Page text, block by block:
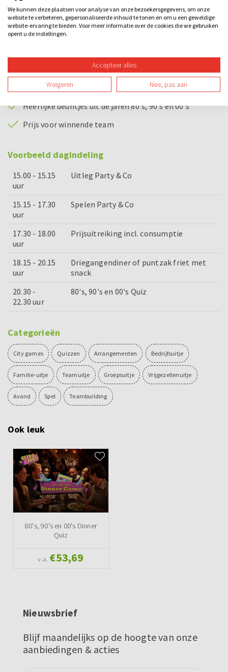
Consumptie tijdens prijsuitreiking
Driegangendiner (Nijmegen en Eindhoven)
Enthousiaste quizmaster
Interactieve quizknoppen
Heerlijke deuntjes uit de jaren 80's, 90's en 00's
Prijs voor winnende team
Voorbeeld dagindeling
15.00 - 15.15
uur
Uitleg Party & Co
15.15 - 17.30
uur
Spelen Party & Co
17.30 - 18.00
uur
Prijsuitreiking incl. consumptie
18.15 - 20.15
uur
Driegangendiner of puntzak friet met
snack
20.30 -
22.30 uur
80's, 90's en 00's Quiz
Categorieën
City games Quizzen Arrangementen Bedrijfsuitje
Familie-uitje Teamuitje Groepsuitje Vrijgezellenuitje
Avond Spel Teambuilding
Ook leuk
80's, 90's en 00's Dinner
Quiz
v.a. €53,69
Nieuwsbrief
Blijf maandelijks op de hoogte van onze
aanbiedingen & acties
We kunnen deze plaatsen voor analyse van onze bezoekersgegevens, om onze
website te verbeteren, gepersonaliseerde inhoud te tonen en om u een geweldige
website-ervaring te bieden. Voor meer informatie over de cookies die we gebruiken
opent u de instellingen.
Accepteer alles
Weigeren Nee, pas aan